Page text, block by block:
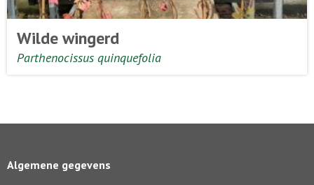
Wilde wingerd
Parthenocissus quinquefolia
Algemene gegevens